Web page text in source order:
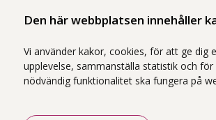
Den här webbplatsen innehåller
Vi använder kakor, cookies, för att ge dig
upplevelse, sammanställa statistik och för
nödvändig funktionalitet ska fungera på